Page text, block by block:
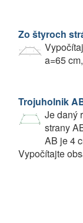
Zo štyroch
a=65
Trojuholnik
Je daný
strany
AB je 4
Vypočítajte